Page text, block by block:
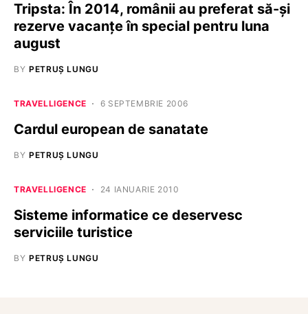
Tripsta: În 2014, românii au preferat să-și
rezerve vacanțe în special pentru luna
august
BY PETRUȘ LUNGU
TRAVELLIGENCE 6 SEPTEMBRIE 2006
Cardul european de sanatate
BY PETRUȘ LUNGU
TRAVELLIGENCE 24 IANUARIE 2010
Sisteme informatice ce deservesc
serviciile turistice
BY PETRUȘ LUNGU